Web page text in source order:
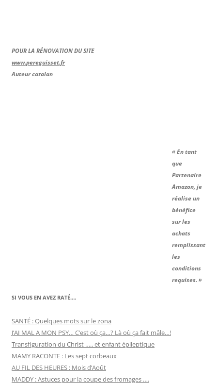
POUR LA RÉNOVATION DU SITE
www.pereguisset.fr
Auteur catalan
« En tant
que
Partenaire
Amazon, je
réalise un
bénéfice
sur les
achats
remplissant
les
conditions
requises. »
SI VOUS EN AVEZ RATÉ….
SANTÉ : Quelques mots sur le zona
J’AI MAL A MON PSY… C’est où ça…? Là où ça fait mâle…!
Transfiguration du Christ ….. et enfant épileptique
MAMY RACONTE : Les sept corbeaux
AU FIL DES HEURES : Mois d’Août
MADDY : Astuces pour la coupe des fromages ….